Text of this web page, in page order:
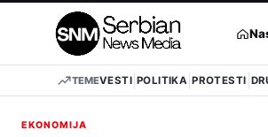
TEMEVESTI POLITIKA PROTESTI
EKONOMIJA